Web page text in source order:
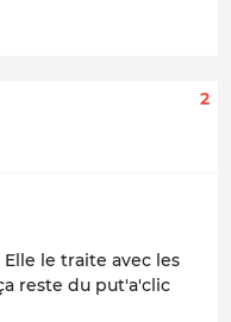
2
le traite avec les
reste du put'a'clic